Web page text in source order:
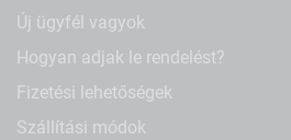
Új ügyfél vagyok
Hogyan adjak le rendelést?
Fizetési lehetőségek
Szállítási módok